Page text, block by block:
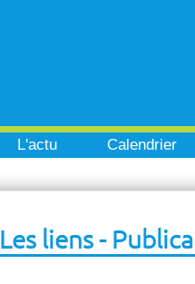
L'actu Calendrier
Les liens -